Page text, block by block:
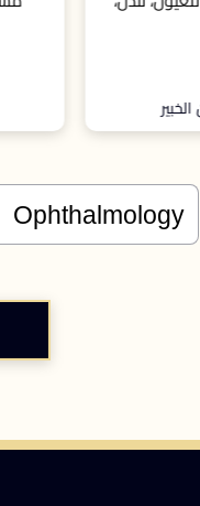
اعرف المزيد عن